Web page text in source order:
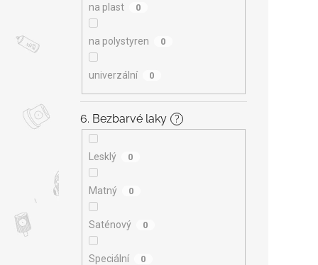
na plast 0
na polystyren 0
univerzální 0
6. Bezbarvé laky ?
Lesklý 0
Matný 0
Saténový 0
Speciální 0